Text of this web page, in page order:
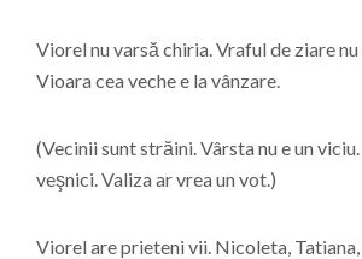
Viorel nu varsă chiria. Vraful de ziare
Vioara cea veche e la vânzare.
(Vecinii sunt străini. Vârsta nu e un
veşnici. Valiza ar vrea un vot.)
Viorel are prieteni vii. Nicoleta,